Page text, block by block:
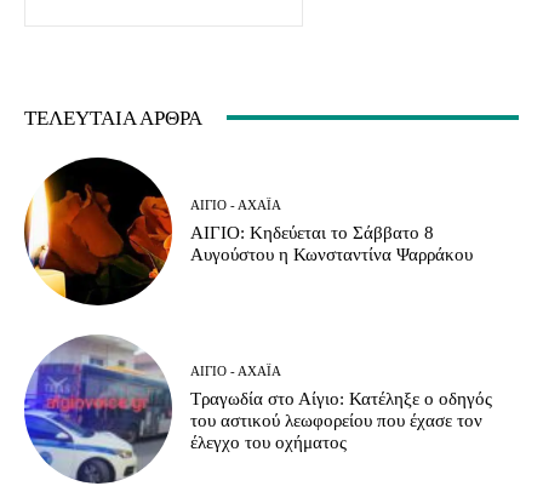
ΤΕΛΕΥΤΑΊΑ ΆΡΘΡΑ
ΑΊΓΙΟ - ΑΧΑΪ́Α
ΑΙΓΙΟ: Κηδεύεται το Σάββατο 8
Αυγούστου η Κωνσταντίνα Ψαρράκου
ΑΊΓΙΟ - ΑΧΑΪ́Α
Τραγωδία στο Αίγιο: Κατέληξε ο οδηγός
του αστικού λεωφορείου που έχασε τον
έλεγχο του οχήματος